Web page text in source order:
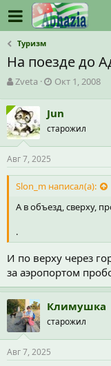
Туризм
На поезде до
А
т
о
р
т
е
м
ы
Zveta
Д
а
н
а
л
а
Окт 1, 2008
Jun
старожил
Авг 7, 2025
Slon_m написал(а):
А в объезд, сверху,
.
И по верху через
за аэропортом
Климушка
старожил
Авг 7, 2025